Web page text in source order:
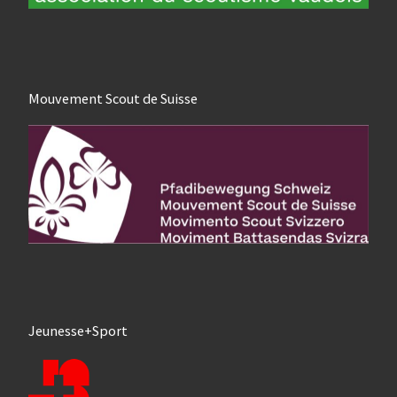
Mouvement Scout de Suisse
Jeunesse+Sport